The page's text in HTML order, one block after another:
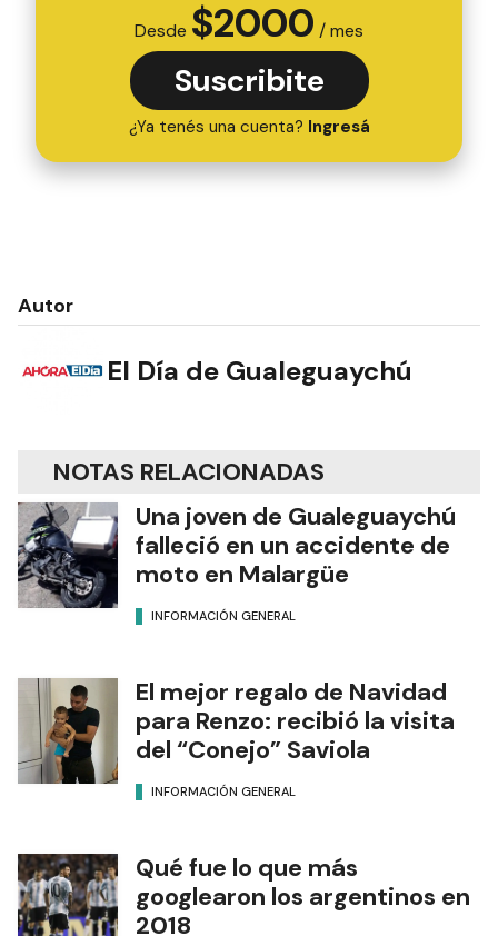
Desde $2000 / mes
Suscribite
¿Ya tenés una cuenta? Ingresá
Autor
El Día de Gualeguaychú
NOTAS RELACIONADAS
Una joven de Gualeguaychú
falleció en un accidente de
moto en Malargüe
INFORMACIÓN GENERAL
El mejor regalo de Navidad
para Renzo: recibió la visita
del “Conejo” Saviola
INFORMACIÓN GENERAL
Qué fue lo que más
googlearon los argentinos en
2018